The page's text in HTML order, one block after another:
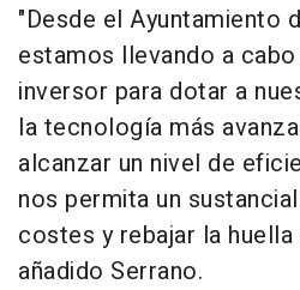
"Desde el Ayuntamiento
estamos llevando a
inversor para dotar a
la tecnología más
alcanzar un nivel de
nos permita un
costes y rebajar la
añadido Serrano.